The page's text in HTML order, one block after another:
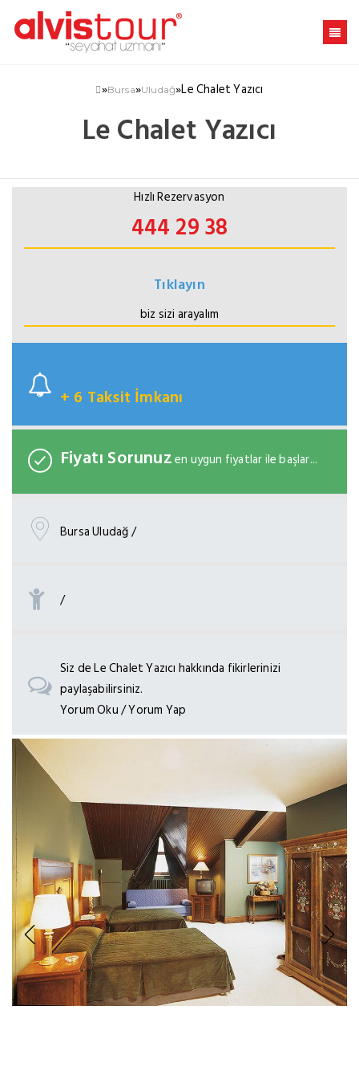
»Bursa»Uludağ»Le Chalet Yazıcı
Le Chalet Yazıcı
Hızlı Rezervasyon
444 29 38
Tıklayın
biz sizi arayalım
+ 6 Taksit İmkanı
Fiyatı Sorunuzen uygun fiyatlar ile başlar...
Bursa Uludağ /
/
Siz de Le Chalet Yazıcı hakkında fikirlerinizi
paylaşabilirsiniz.
Yorum Oku / Yorum Yap
Previous Next